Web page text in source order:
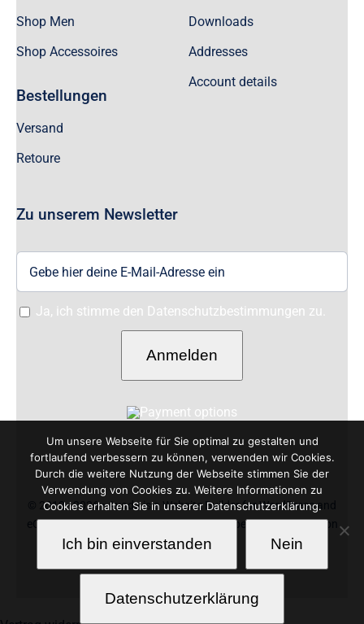
Shop Men
Shop Accessoires
Bestellungen
Versand
Retoure
Downloads
Addresses
Account details
Zu unserem Newsletter
Ja, ich stimme den Datenschutzbestimmungen zu.
Anmelden
© 2012 - 2026 •Avadais a Website BuilderforWordPressand
eCommerce• All Rights Reserved • Developed byThemeFusion
Um unsere Webseite für Sie optimal zu gestalten und
fortlaufend verbessern zu können, verwenden wir Cookies.
Durch die weitere Nutzung der Webseite stimmen Sie der
Verwendung von Cookies zu. Weitere Informationen zu
Cookies erhalten Sie in unserer Datenschutzerklärung.
Ich bin einverstanden Nein
Datenschutzerklärung